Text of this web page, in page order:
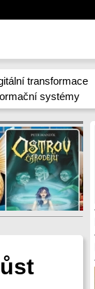
transformace
systémy